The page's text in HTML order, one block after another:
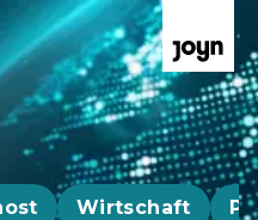
Wirtschaft